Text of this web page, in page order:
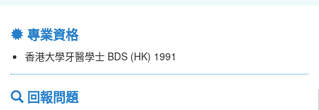
專業資格
香港大學牙醫學士 BDS (HK) 1991
回報問題